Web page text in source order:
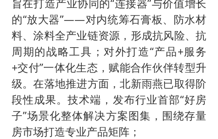
旨在打造产业协同的“连接器”与价值增长
的“放大器”——对内统筹石膏板、防水材
料、涂料全产业链资源，形成抗风险、抗
周期的战略工具；对外打造“产品+服务
+交付”一体化生态，赋能合作伙伴转型升
级。在落地推进方面，北新雨燕已取得阶
段性成果。技术端，发布行业首部“好房
子”场景化整体解决方案图集，围绕存量
房市场打造专业产品矩阵；